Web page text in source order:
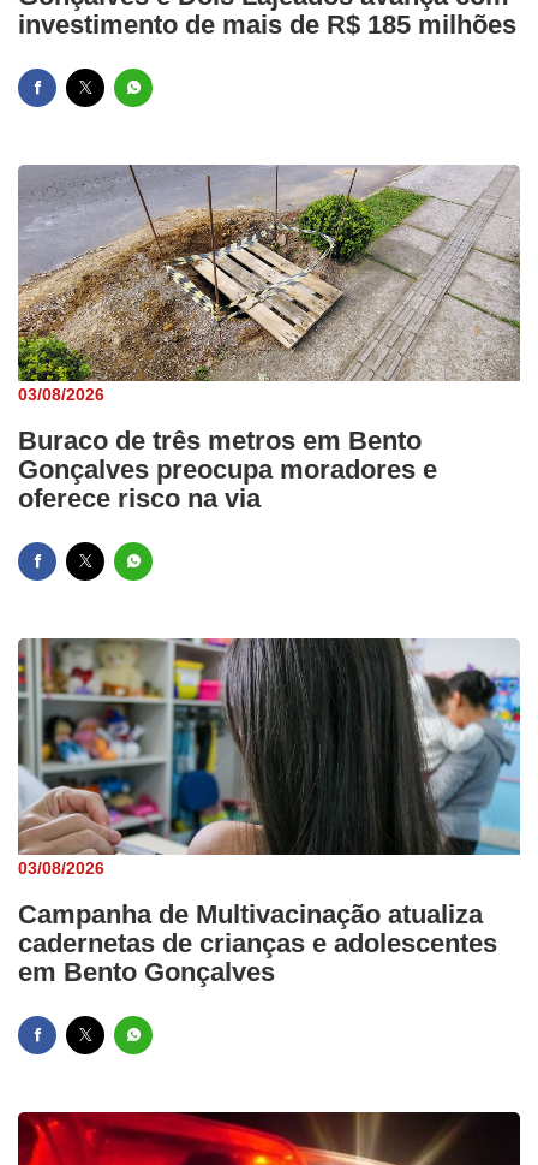
investimento de mais de R$ 185 milhões
03/08/2026
Buraco de três metros em Bento
Gonçalves preocupa moradores e
oferece risco na via
03/08/2026
Campanha de Multivacinação atualiza
cadernetas de crianças e adolescentes
em Bento Gonçalves